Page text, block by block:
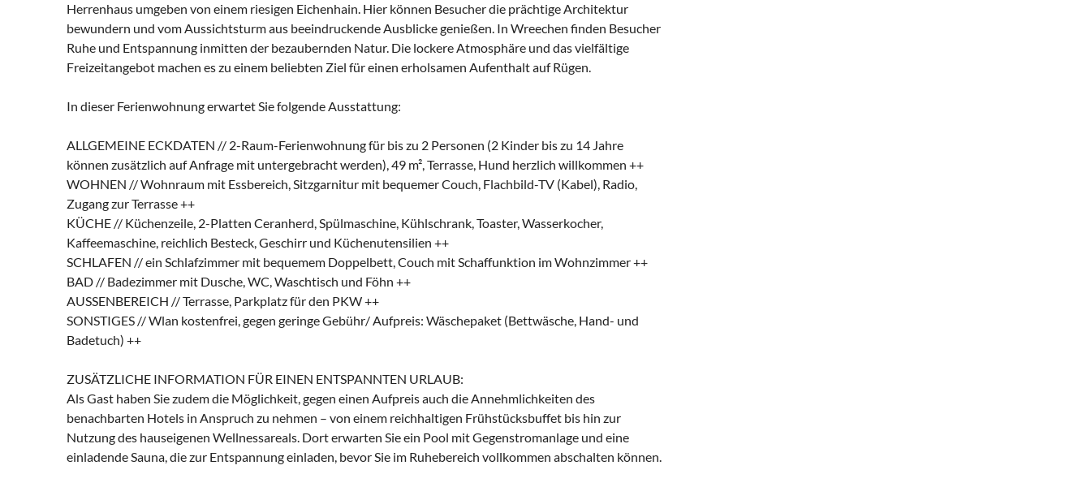
Herrenhaus umgeben von einem riesigen Eichenhain. Hier können Besucher die prächtige Architektur
bewundern und vom Aussichtsturm aus beeindruckende Ausblicke genießen. In Wreechen finden Besucher
Ruhe und Entspannung inmitten der bezaubernden Natur. Die lockere Atmosphäre und das vielfältige
Freizeitangebot machen es zu einem beliebten Ziel für einen erholsamen Aufenthalt auf Rügen.
In dieser Ferienwohnung erwartet Sie folgende Ausstattung:
ALLGEMEINE ECKDATEN // 2-Raum-Ferienwohnung für bis zu 2 Personen (2 Kinder bis zu 14 Jahre
können zusätzlich auf Anfrage mit untergebracht werden), 49 m², Terrasse, Hund herzlich willkommen ++
WOHNEN // Wohnraum mit Essbereich, Sitzgarnitur mit bequemer Couch, Flachbild-TV (Kabel), Radio,
Zugang zur Terrasse ++
KÜCHE // Küchenzeile, 2-Platten Ceranherd, Spülmaschine, Kühlschrank, Toaster, Wasserkocher,
Kaffeemaschine, reichlich Besteck, Geschirr und Küchenutensilien ++
SCHLAFEN // ein Schlafzimmer mit bequemem Doppelbett, Couch mit Schaffunktion im Wohnzimmer ++
BAD // Badezimmer mit Dusche, WC, Waschtisch und Föhn ++
AUSSENBEREICH // Terrasse, Parkplatz für den PKW ++
SONSTIGES // Wlan kostenfrei, gegen geringe Gebühr/ Aufpreis: Wäschepaket (Bettwäsche, Hand- und
Badetuch) ++
ZUSÄTZLICHE INFORMATION FÜR EINEN ENTSPANNTEN URLAUB:
Als Gast haben Sie zudem die Möglichkeit, gegen einen Aufpreis auch die Annehmlichkeiten des
benachbarten Hotels in Anspruch zu nehmen – von einem reichhaltigen Frühstücksbuffet bis hin zur
Nutzung des hauseigenen Wellnessareals. Dort erwarten Sie ein Pool mit Gegenstromanlage und eine
einladende Sauna, die zur Entspannung einladen, bevor Sie im Ruhebereich vollkommen abschalten können.